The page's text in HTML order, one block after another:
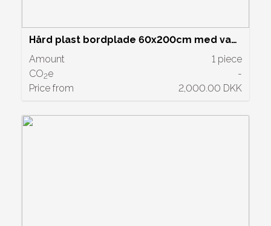
Hård plast bordplade 60x200cm med vask
og blandingsbatteri - Grå. Pris kr. 2000,-
Amount
1 piece
CO2e
-
Price from
2,000.00 DKK